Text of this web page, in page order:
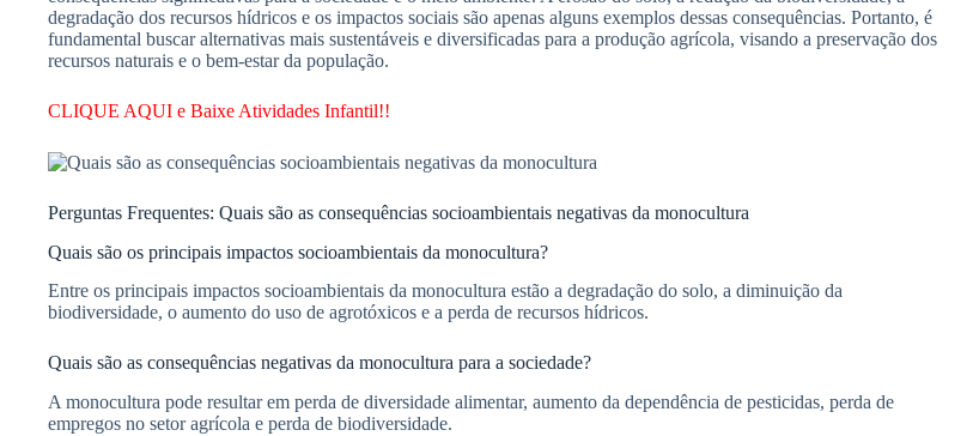
degradação dos recursos hídricos e os impactos sociais são apenas alguns exemplos dessas consequências. Portanto, é
fundamental buscar alternativas mais sustentáveis e diversificadas para a produção agrícola, visando a preservação dos
recursos naturais e o bem-estar da população.
CLIQUE AQUI e Baixe Atividades Infantil!!
Perguntas Frequentes: Quais são as consequências socioambientais negativas da monocultura
Quais são os principais impactos socioambientais da monocultura?
Entre os principais impactos socioambientais da monocultura estão a degradação do solo, a diminuição da
biodiversidade, o aumento do uso de agrotóxicos e a perda de recursos hídricos.
Quais são as consequências negativas da monocultura para a sociedade?
A monocultura pode resultar em perda de diversidade alimentar, aumento da dependência de pesticidas, perda de
empregos no setor agrícola e perda de biodiversidade.